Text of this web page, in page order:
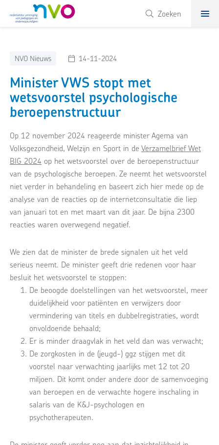
NVO Zoeken
NVO Nieuws 14-11-2024
Minister VWS stopt met
wetsvoorstel psychologische
beroepenstructuur
Op 12 november 2024 reageerde minister Agema van
Volksgezondheid, Welzijn en Sport in de Verzamelbrief Wet
BIG 2024 op het wetsvoorstel over de beroepenstructuur
van de psychologische beroepen. Ze neemt het wetsvoorstel
niet verder in behandeling en baseert zich hier mede op de
analyse van de reacties op de internetconsultatie die liep
van januari tot en met maart van dit jaar. De bijna 2300
reacties waren overwegend negatief.
We zien dat de minister de brede signalen uit het veld
serieus neemt. De minister geeft drie redenen voor haar
besluit het wetsvoorstel te stoppen:
De beoogde doelstellingen van het wetsvoorstel, meer
duidelijkheid voor patiënten en verwijzers door
vermindering van titels en dubbelregistraties, wordt
onvoldoende behaald;
Er is minder draagvlak in het veld dan was verwacht;
De zorgkosten in de (jeugd-) ggz stijgen met dit
voorstel naar verwachting jaarlijks met 12 tot 20
miljoen. Dit komt onder andere door de samenvoeging
van beroepen en de verwachte hogere inschaling in
salaris van de K&J-psychologen en
psychotherapeuten.